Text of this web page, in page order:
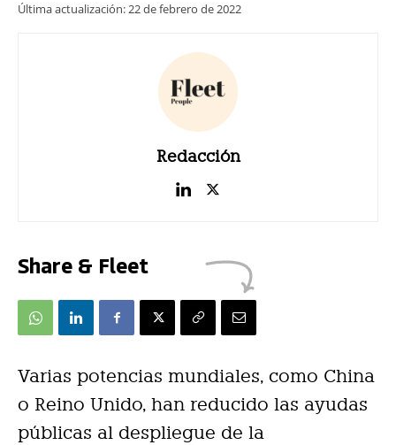
Última actualización:22 de febrero de 2022
Redacción
Share & Fleet
Varias potencias mundiales, como China
o Reino Unido, han reducido las ayudas
públicas al despliegue de la